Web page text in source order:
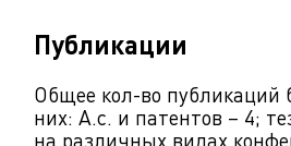
Публикации
Общее кол-во публикаций
них: А.с. и патентов – 4;
на различных видах